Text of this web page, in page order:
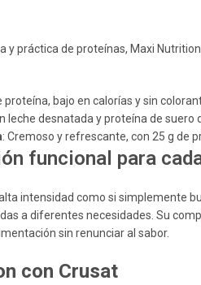
y práctica de proteínas, Maxi
proteína, bajo en calorías y sin
leche desnatada y proteína de suero
: Cremoso y refrescante, con 25 g de
funcional para
intensidad como si simplemente
a diferentes necesidades. Su
sin renunciar al sabor.
con Crusat